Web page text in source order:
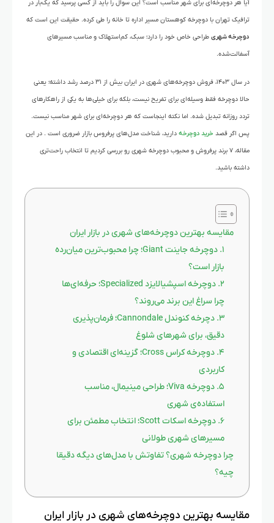
آیا هر دوچرخه‌ای برای شهر مناسب است؟ این سوال را باید از کسی پرسید که یک‌بار در
ترافیک تهران با دوچرخه کوهستان مسیر اداره تا خانه را طی کرده. حقیقت این است که
دوچرخه شهری طراحی خاص خود را دارد؛ سبک، کم‌استهلاک و مناسب مسیرهای
آسفالت‌شده.
در سال ۱۴۰۳، فروش دوچرخه‌های شهری در ایران بیش از ۳۱ درصد رشد داشته؛ یعنی
حالا دوچرخه فقط وسیله‌ای برای تفریح نیست، بلکه برای خیلی‌ها به یکی از راهکارهای
تردد روزانه تبدیل شده. اما نکته اینجاست که هر دوچرخه‌ای برای شهر مناسب نیست.
پس اگر قصد خرید دوچرخه دارید، شناخت مدل‌های پرفروس بازار ضروری است . در این
مقاله، ۷ برند پرفروش و محبوب دوچرخه شهری رو بررسی کردیم تا انتخاب راحت‌تری
داشته باشید.
مقایسه بهترین دوچرخه‌های شهری در بازار ایران
۱. دوچرخه جاینت Giant؛ چرا محبوب‌ترین میان‌رده
بازار است؟
۲. دوچرخه اسپشیالایزد Specialized؛ حرفه‌ای‌ها
چرا سراغ این برند می‌روند؟
۳. دچرخه کنوندل Cannondale؛ فرمان‌پذیری
دقیق، برای شهرهای شلوغ
۴. دوچرخه کراس Cross؛ گزینه‌ای اقتصادی و
کاربردی
۵. دوچرخه Viva؛ طراحی مینیمال، مناسب
استفاده‌ی شهری
۶. دوچرخه اسکات Scott؛ انتخاب مطمئن برای
مسیرهای شهری طولانی
چرا دوچرخه شهری؟ تفاوتش با مدل‌های دیگه دقیقا
چیه؟
مقایسه بهترین دوچرخه‌های شهری در بازار ایران